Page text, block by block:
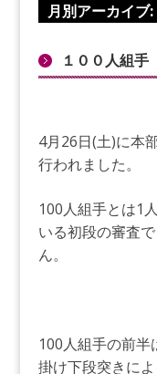
月別アーカイブ:
１００人組手
4月26日(土)に本
行われました。
100人組手とは1
いる初段の審査
ん。
100人組手の前
掛け下段突きに